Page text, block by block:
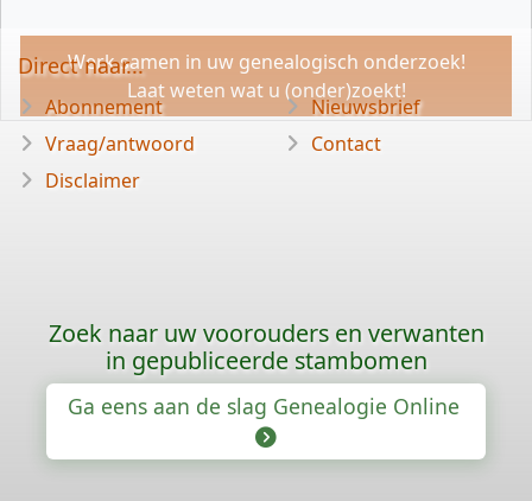
Werk samen in uw genealogisch onderzoek!
Laat weten wat u (onder)zoekt!
Direct naar...
Abonnement
Vraag/antwoord
Disclaimer
Nieuwsbrief
Contact
Zoek naar uw voorouders en verwanten
in gepubliceerde stambomen
Ga eens aan de slag Genealogie Online